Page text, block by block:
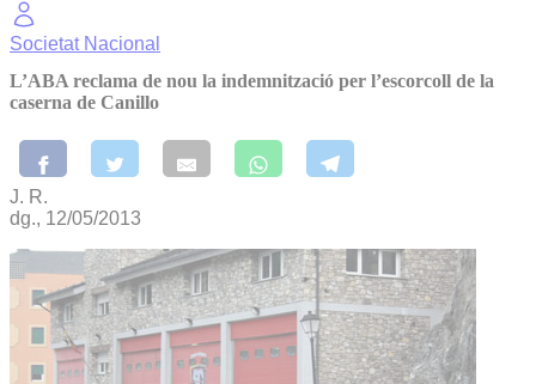
Societat Nacional
L’ABA reclama de nou la indemnització per l’escorcoll de la
caserna de Canillo
J. R.
dg., 12/05/2013